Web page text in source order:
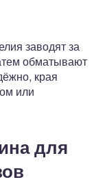
заводят за
обматывают
края
или
для